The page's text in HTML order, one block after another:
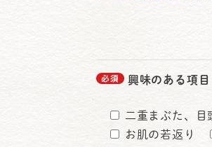
興味のある項目
二重まぶた、目
お肌の若返り